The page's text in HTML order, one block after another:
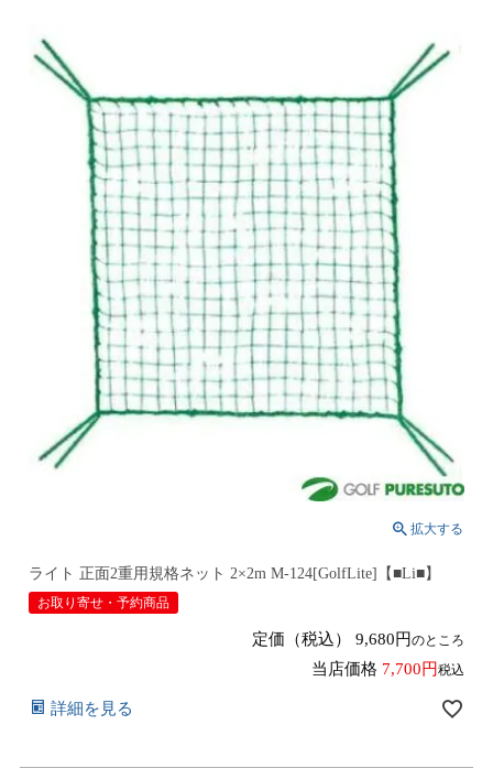
ライト 正面2重用規格ネット 2×2m M-124[GolfLite]【■Li■】
お取り寄せ・予約商品
定価（税込） 9,680 のところ
当店価格 7,700 税込
詳細を見る